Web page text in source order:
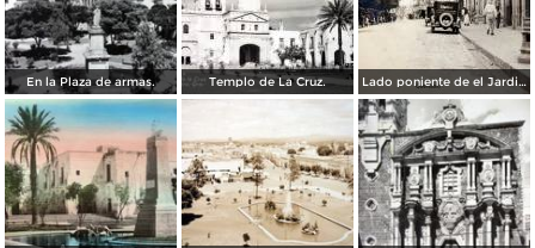
En la Plaza de armas. Templo de La Cruz. Lado poniente de el Jardin Zenea Querétaro